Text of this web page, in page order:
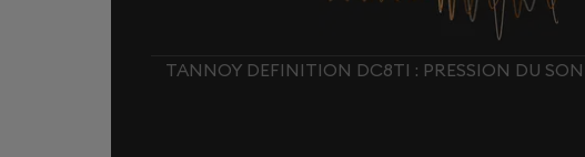
TANNOY DEFINITION DC8TI : PRESSION DU